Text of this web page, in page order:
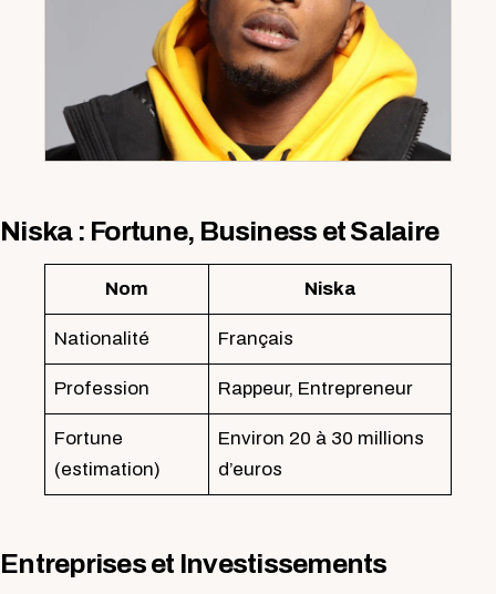
Niska : Fortune, Business et Salaire
Nom Niska
Nationalité Français
Profession Rappeur, Entrepreneur
Fortune
(estimation)
Environ 20 à 30 millions
d’euros
Entreprises et Investissements